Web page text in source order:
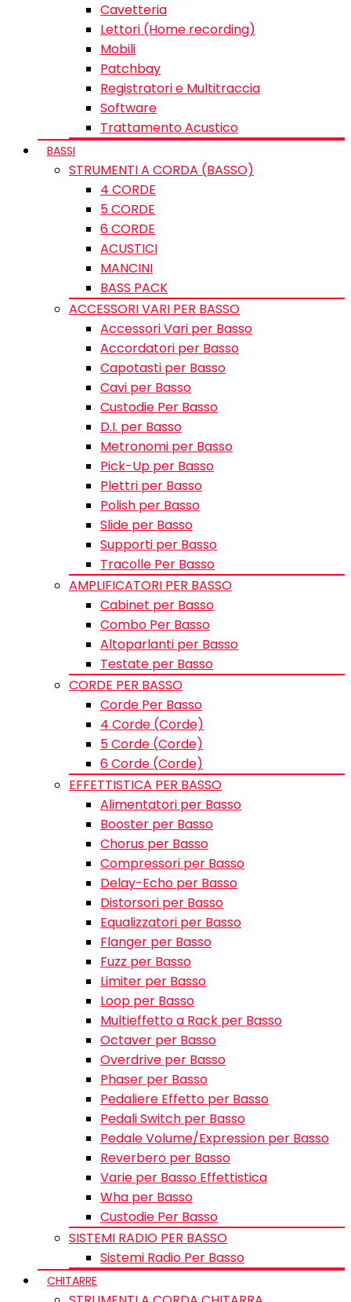
Cavetteria
Lettori (Home recording)
Mobili
Patchbay
Registratori e Multitraccia
Software
Trattamento Acustico
BASSI
STRUMENTI A CORDA (BASSO)
4 CORDE
5 CORDE
6 CORDE
ACUSTICI
MANCINI
BASS PACK
ACCESSORI VARI PER BASSO
Accessori Vari per Basso
Accordatori per Basso
Capotasti per Basso
Cavi per Basso
Custodie Per Basso
D.I. per Basso
Metronomi per Basso
Pick-Up per Basso
Plettri per Basso
Polish per Basso
Slide per Basso
Supporti per Basso
Tracolle Per Basso
AMPLIFICATORI PER BASSO
Cabinet per Basso
Combo Per Basso
Altoparlanti per Basso
Testate per Basso
CORDE PER BASSO
Corde Per Basso
4 Corde (Corde)
5 Corde (Corde)
6 Corde (Corde)
EFFETTISTICA PER BASSO
Alimentatori per Basso
Booster per Basso
Chorus per Basso
Compressori per Basso
Delay-Echo per Basso
Distorsori per Basso
Equalizzatori per Basso
Flanger per Basso
Fuzz per Basso
Limiter per Basso
Loop per Basso
Multieffetto a Rack per Basso
Octaver per Basso
Overdrive per Basso
Phaser per Basso
Pedaliere Effetto per Basso
Pedali Switch per Basso
Pedale Volume/Expression per Basso
Reverbero per Basso
Varie per Basso Effettistica
Wha per Basso
Custodie Per Basso
SISTEMI RADIO PER BASSO
Sistemi Radio Per Basso
CHITARRE